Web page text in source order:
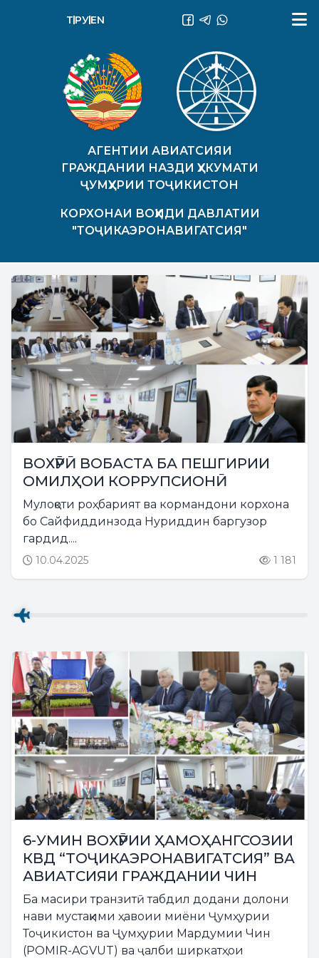
АГЕНТИИ АВИАТСИЯИ
ГРАЖДАНИИ НАЗДИ ҲУКУМАТИ
ҶУМҲУРИИ ТОҶИКИСТОН
КОРХОНАИ ВОҲИДИ ДАВЛАТИИ
"ТОҶИКАЭРОНАВИГАТСИЯ"
ТҶ РУEN
ВОХӮРӢ ВОБАСТА БА ПЕШГИРИИ
ОМИЛҲОИ КОРРУПСИОНӢ
Мулоқоти роҳбарият ва кормандони корхона
бо Сайфиддинзода Нуриддин баргузор
гардид....
10.04.2025 1 181
6-УМИН ВОХӮРИИ ҲАМОҲАНГСОЗИИ
КВД “ТОҶИКАЭРОНАВИГАТСИЯ” ВА
АВИАТСИЯИ ГРАЖДАНИИ ЧИН
Ба масири транзитӣ табдил додани долони
нави мустақими ҳавоии миёни Ҷумҳурии
Тоҷикистон ва Ҷумҳурии Мардумии Чин
(POMIR-AGVUT) ва ҷалби ширкатҳои